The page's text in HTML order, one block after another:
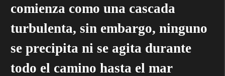
comienza como una cascada
turbulenta, sin embargo, ninguno
se precipita ni se agita durante
todo el camino hasta el mar